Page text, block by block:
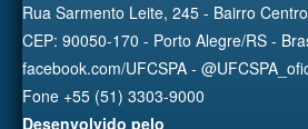
Rua Sarmento Leite, 245 - Bairro
CEP: 90050-170 - Porto Alegre/RS -
facebook.com/UFCSPA -
Fone +55 (51) 3303-9000
Desenvolvido pelo